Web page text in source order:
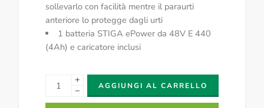
sollevarlo con facilità mentre il paraurti
anteriore lo protegge dagli urti
1 batteria STIGA ePower da 48V E 440
(4Ah) e caricatore inclusi
+
−
AGGIUNGI AL CARRELLO